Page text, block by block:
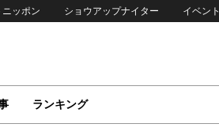
ッポン ショウアップナイター イベント
ランキング